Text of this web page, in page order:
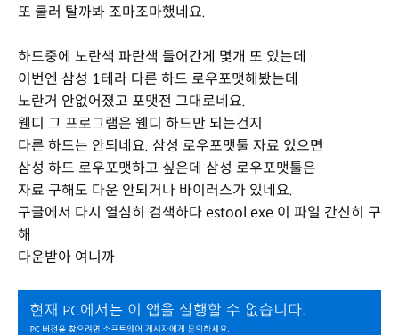
또 쿨러 탈까봐 조마조마했네요.
하드중에 노란색 파란색 들어간게 몇개 또 있는데
이번엔 삼성 1테라 다른 하드 로우포맷해봤는데
노란거 안없어졌고 포맷전 그대로네요.
웬디 그 프로그램은 웬디 하드만 되는건지
다른 하드는 안되네요. 삼성 로우포맷툴 자료 있으면
삼성 하드 로우포맷하고 싶은데 삼성 로우포맷툴은
자료 구해도 다운 안되거나 바이러스가 있네요.
구글에서 다시 열심히 검색하다 estool.exe 이 파일 간신히 구
해
다운받아 여니까